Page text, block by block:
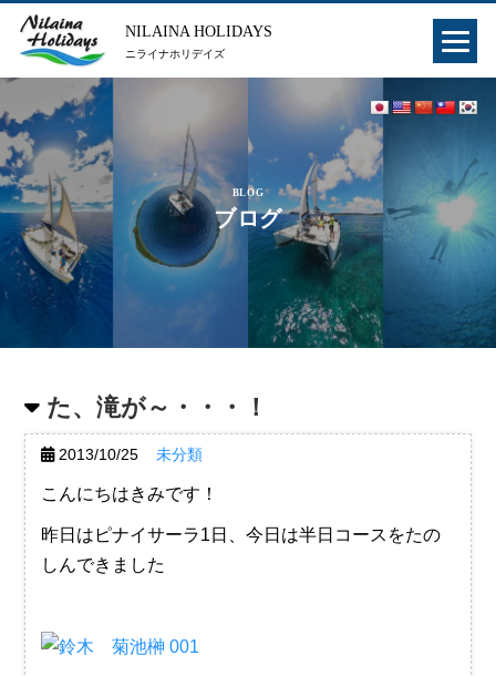
NILAINA HOLIDAYS
ニライナホリデイズ
BLOG
ブログ
た、滝が～・・・！
2013/10/25 未分類
こんにちはきみです！
昨日はピナイサーラ1日、今日は半日コースをたの
しんできました